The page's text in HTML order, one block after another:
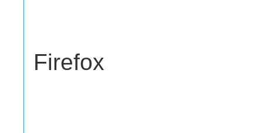
Firefox